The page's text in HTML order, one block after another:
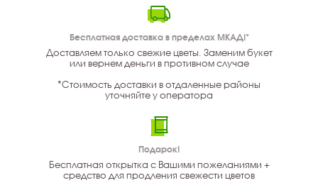
Бесплатная доставка в пределах МКАД!*
Доставляем только свежие цветы. Заменим букет
или вернем деньги в противном случае
*Стоимость доставки в отдаленные районы
уточняйте у оператора
Подарок!
Бесплатная открытка с Вашими пожеланиями +
средство для продления свежести цветов